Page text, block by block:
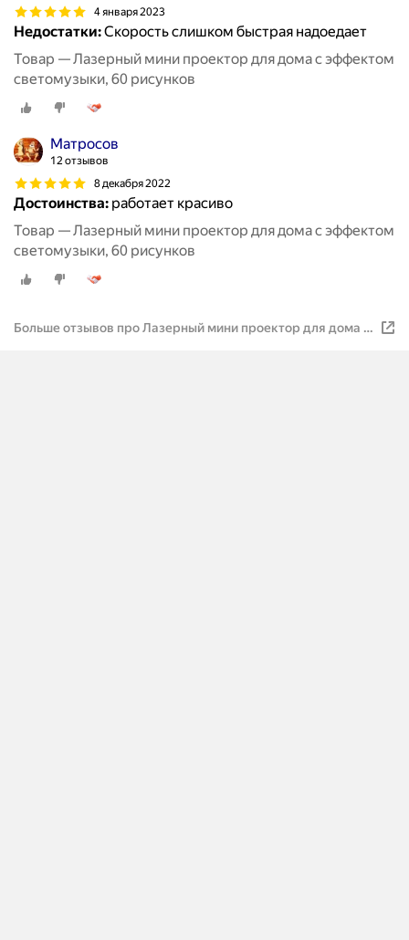
4 января 2023
Недостатки:Скорость слишком быстрая надоедает
Товар — Лазерный мини проектор для дома с эффектом
светомузыки, 60 рисунков
Матросов
12 отзывов
8 декабря 2022
Достоинства: работает красиво
Товар — Лазерный мини проектор для дома с эффектом
светомузыки, 60 рисунков
Больше отзывов про Лазерный мини проектор для дома с